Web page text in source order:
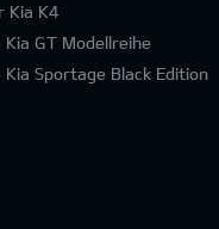
Kia K4
Kia GT Modellreihe
Kia Sportage Black Edition